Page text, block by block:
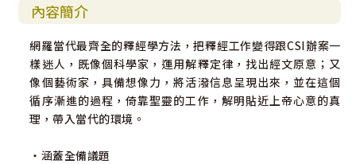
內容簡介
網羅當代最齊全的釋經學方法，把釋經工作變得跟CSI辦案一
樣迷人，既像個科學家，運用解釋定律，找出經文原意；又
像個藝術家，具備想像力，將活潑信息呈現出來，並在這個
循序漸進的過程，倚靠聖靈的工作，解明貼近上帝心意的真
理，帶入當代的環境。
‧涵蓋全備議題